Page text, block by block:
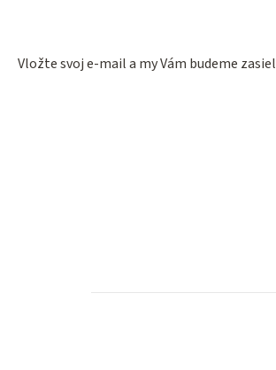
Vložte svoj e-mail a my Vám budeme